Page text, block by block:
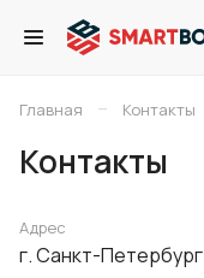
Главная – Контакты
Контакты
Адрес
г. Санкт-Петербург